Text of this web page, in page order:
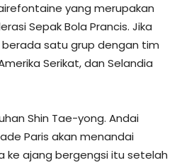
yang merupakan
Sepak Bola Prancis. Jika
berada satu grup dengan tim
Serikat, dan Selandia
Shin Tae-yong. Andai
Paris akan menandai
ke ajang bergengsi itu setelah